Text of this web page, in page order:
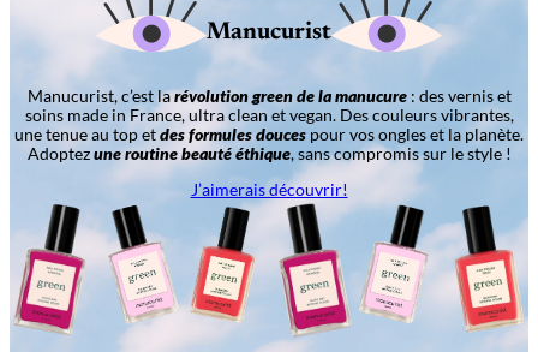
Manucurist
Manucurist, c’est larévolution green de la manucure: des vernis et
soins made in France, ultra clean et vegan. Des couleurs vibrantes,
une tenue au top etdes formules douces pour vos ongles et la planète.
Adoptezune routine beauté éthique, sans compromis sur le style !
J’aimerais découvrir!